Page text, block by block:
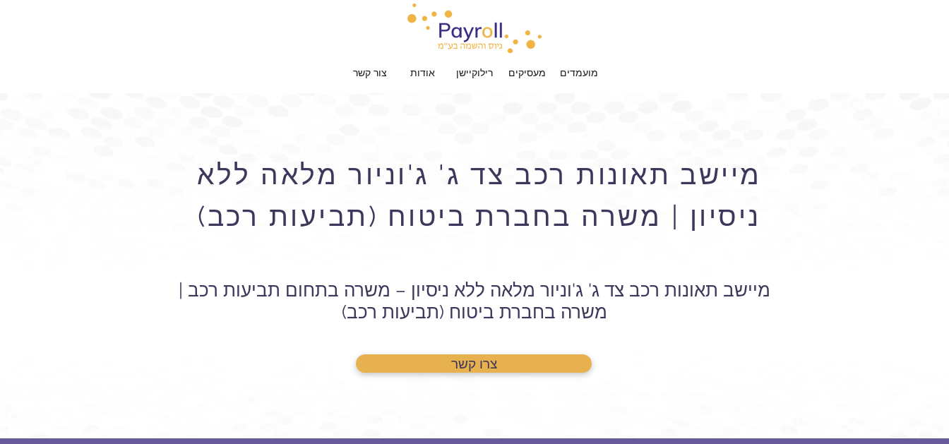
מועמדים מעסיקים רילוקיישן אודות צור קשר
מיישב תאונות רכב צד ג' ג'וניור מלאה ללא
ניסיון | משרה בחברת ביטוח (תביעות רכב)
מיישב תאונות רכב צד ג' ג'וניור מלאה ללא ניסיון – משרה בתחום תביעות רכב |
משרה בחברת ביטוח (תביעות רכב)
צרו קשר